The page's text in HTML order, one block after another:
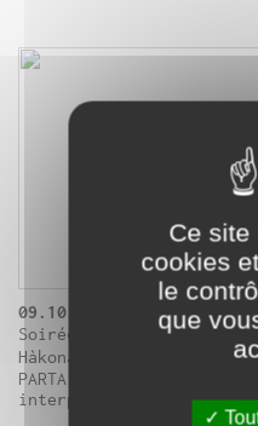
09.10
Soirée PARTA G#1: Yann
Hàkonardòttir,
PARTA G#1 Evening: 3
interplay between
Ce site
cookies
le
que